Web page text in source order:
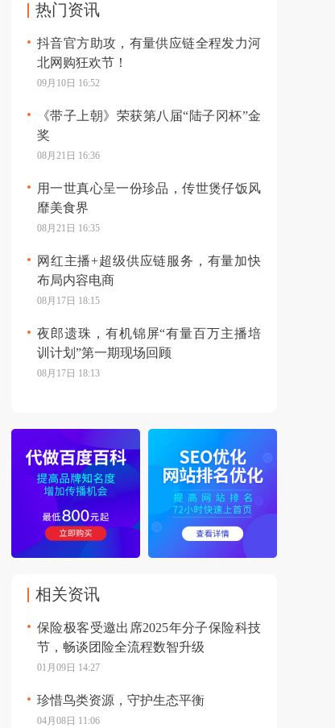
热门资讯
抖音官方助攻，有量供应链全程发力河
北网购狂欢节！
09月10日 16:52
《带子上朝》荣获第八届“陆子冈杯”金
奖
08月21日 16:36
用一世真心呈一份珍品，传世煲仔饭风
靡美食界
08月21日 16:35
网红主播+超级供应链服务，有量加快
布局内容电商
08月17日 18:15
夜郎遗珠，有机锦屏“有量百万主播培
训计划”第一期现场回顾
08月17日 18:13
相关资讯
保险极客受邀出席2025年分子保险科技
节，畅谈团险全流程数智升级
01月09日 14:27
珍惜鸟类资源，守护生态平衡
04月08日 11:06